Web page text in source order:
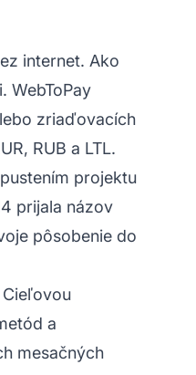
internet. Ako
WebToPay
zriaďovacích
RUB a LTL.
projektu
prijala názov
pôsobenie do
Cieľovou
a
mesačných